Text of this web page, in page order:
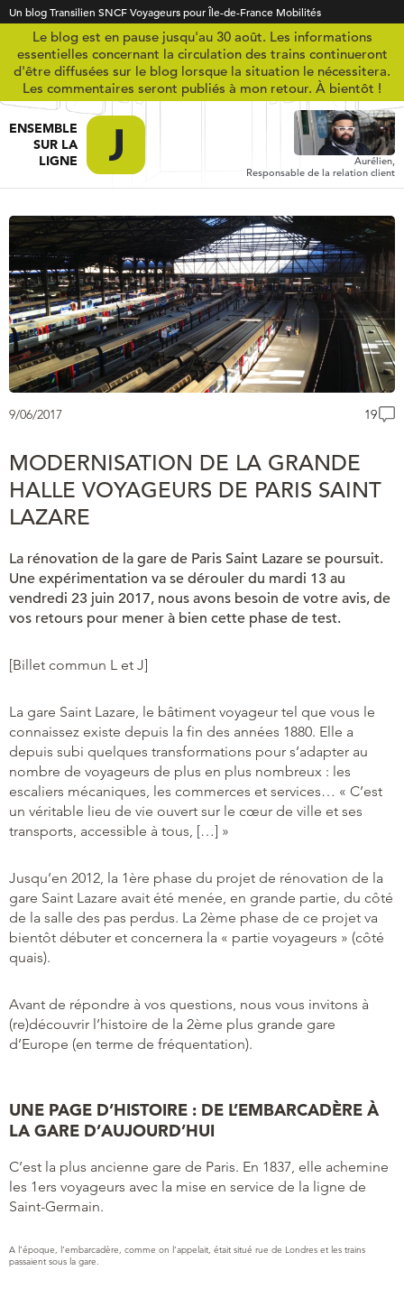
Un blog Transilien SNCF Voyageurs pour Île-de-France Mobilités
Le blog est en pause jusqu'au 30 août. Les informations
essentielles concernant la circulation des trains continueront
d'être diffusées sur le blog lorsque la situation le nécessitera.
Les commentaires seront publiés à mon retour. À bientôt !
ENSEMBLE
SUR LA
LIGNE
Aurélien,
Responsable de la relation client
9/06/2017 19
MODERNISATION DE LA GRANDE
HALLE VOYAGEURS DE PARIS SAINT
LAZARE
La rénovation de la gare de Paris Saint Lazare se poursuit.
Une expérimentation va se dérouler du mardi 13 au
vendredi 23 juin 2017, nous avons besoin de votre avis, de
vos retours pour mener à bien cette phase de test.
[Billet commun L et J]
La gare Saint Lazare, le bâtiment voyageur tel que vous le
connaissez existe depuis la fin des années 1880. Elle a
depuis subi quelques transformations pour s’adapter au
nombre de voyageurs de plus en plus nombreux : les
escaliers mécaniques, les commerces et services… « C’est
un véritable lieu de vie ouvert sur le cœur de ville et ses
transports, accessible à tous, […] »
Jusqu’en 2012, la 1ère phase du projet de rénovation de la
gare Saint Lazare avait été menée, en grande partie, du côté
de la salle des pas perdus. La 2ème phase de ce projet va
bientôt débuter et concernera la « partie voyageurs » (côté
quais).
Avant de répondre à vos questions, nous vous invitons à
(re)découvrir l’histoire de la 2ème plus grande gare
d’Europe (en terme de fréquentation).
UNE PAGE D’HISTOIRE : DE L’EMBARCADÈRE À
LA GARE D’AUJOURD’HUI
C’est la plus ancienne gare de Paris. En 1837, elle achemine
les 1ers voyageurs avec la mise en service de la ligne de
Saint-Germain.
A l’époque, l’embarcadère, comme on l’appelait, était situé rue de Londres et les trains
passaient sous la gare.